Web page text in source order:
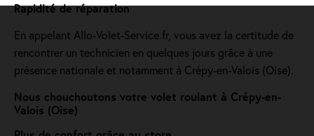
Rapidité de réparation
En appelant Allo-Volet-Service.fr, vous avez la certitude de
rencontrer un technicien en quelques jours grâce à une
présence nationale et notamment à Crépy-en-Valois (Oise).
Nous chouchoutons votre volet roulant à Crépy-en-
Valois (Oise)